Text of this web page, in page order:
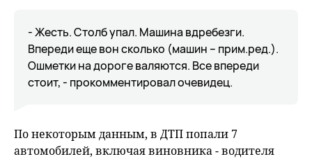
- Жесть. Столб упал. Машина вдребезги.
Впереди еще вон сколько (машин – прим.ред.).
Ошметки на дороге валяются. Все впереди
стоит, - прокомментировал очевидец.
По некоторым данным, в ДТП попали 7
автомобилей, включая виновника - водителя